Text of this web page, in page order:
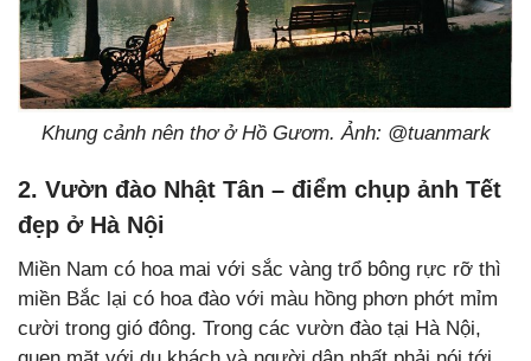
Khung cảnh nên thơ ở Hồ Gươm. Ảnh: @tuanmark
2. Vườn đào Nhật Tân – điểm chụp ảnh Tết
đẹp ở Hà Nội
Miền Nam có hoa mai với sắc vàng trổ bông rực rỡ thì
miền Bắc lại có hoa đào với màu hồng phơn phớt mỉm
cười trong gió đông. Trong các vườn đào tại Hà Nội,